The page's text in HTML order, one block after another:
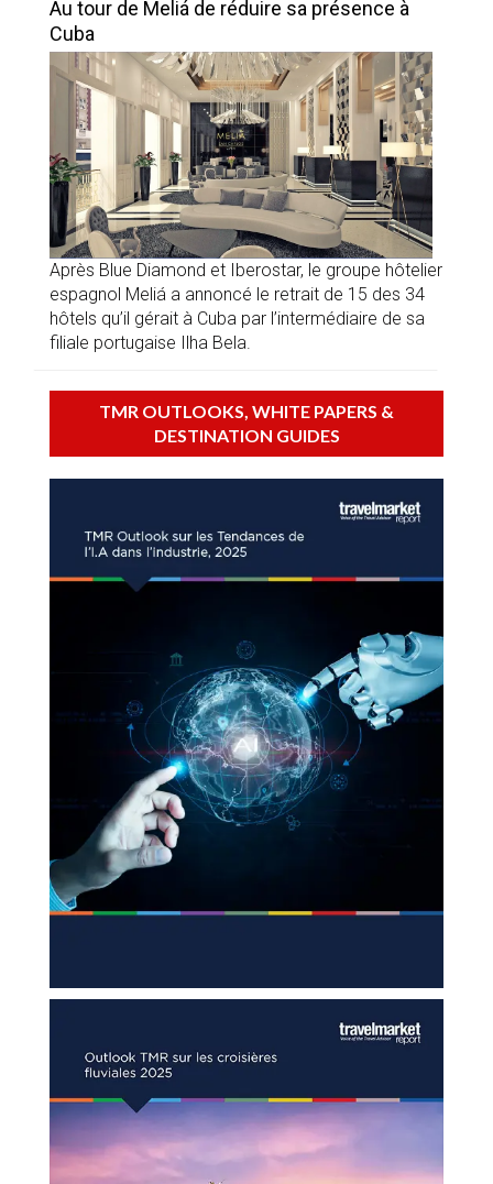
Au tour de Meliá de réduire sa présence à
Cuba
Après Blue Diamond et Iberostar, le groupe hôtelier
espagnol Meliá a annoncé le retrait de 15 des 34
hôtels qu’il gérait à Cuba par l’intermédiaire de sa
filiale portugaise Ilha Bela.
TMR OUTLOOKS, WHITE PAPERS &
DESTINATION GUIDES